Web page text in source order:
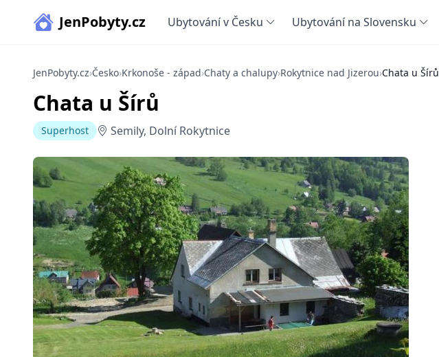
JenPobyty.cz Ubytování v Česku Ubytování na Slovensku
JenPobyty.cz›Česko›Krkonoše - západ›Chaty a chalupy›Rokytnice nad Jizerou›Chata u Šírů
Chata u Šírů
Superhost Semily, Dolní Rokytnice